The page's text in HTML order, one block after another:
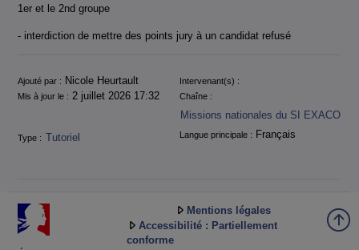
1er et le 2nd groupe
- interdiction de mettre des points jury à un candidat refusé
Informations
Ajouté par : Nicole Heurtault
Intervenant(s) :
Mis à jour le : 2 juillet 2026 17:32 Chaîne :
Missions nationales du SI EXACO
Type : Tutoriel Langue principale : Français
Mentions légales
Accessibilité : Partiellement
conforme